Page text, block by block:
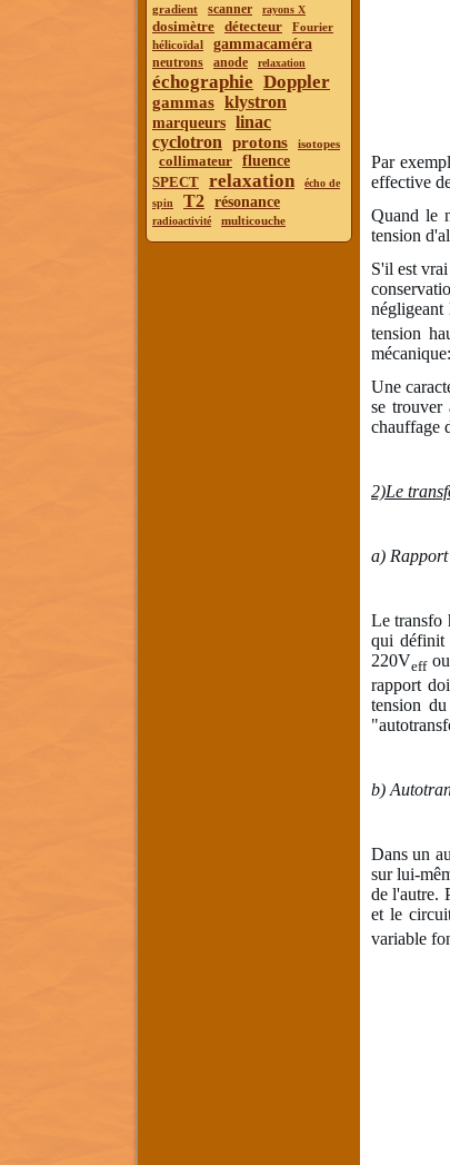
gradient scanner rayons X
dosimètre détecteur
Fourier
hélicoïdal
gammacaméra
neutrons anode relaxation
échographie Doppler
gammas klystron
marqueurs linac
cyclotron
protons isotopes
collimateur fluence
SPECT relaxation
écho de
spin
T2 résonance
radioactivité multicouche
Par
effective
Quand le
tension
S'il est
tension
Une
se trouver
chauffage
2)Le
a)
Le transfo
qui définit
220Veff
rapport
tension
b)
Dans un
sur lui-
de l'autre.
et le
variable